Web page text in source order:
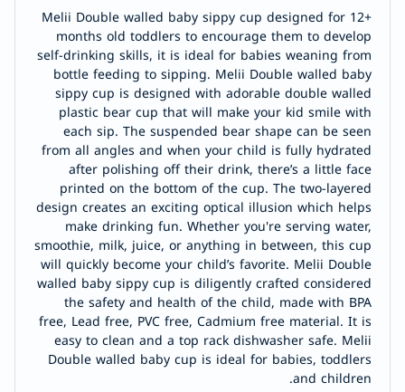
Melii Double walled baby sippy cup designed for 12+
months old toddlers to encourage them to develop
self-drinking skills, it is ideal for babies weaning from
bottle feeding to sipping. Melii Double walled baby
sippy cup is designed with adorable double walled
plastic bear cup that will make your kid smile with
each sip. The suspended bear shape can be seen
from all angles and when your child is fully hydrated
after polishing off their drink, there’s a little face
printed on the bottom of the cup. The two-layered
design creates an exciting optical illusion which helps
make drinking fun. Whether you're serving water,
smoothie, milk, juice, or anything in between, this cup
will quickly become your child’s favorite. Melii Double
walled baby sippy cup is diligently crafted considered
the safety and health of the child, made with BPA
free, Lead free, PVC free, Cadmium free material. It is
easy to clean and a top rack dishwasher safe. Melii
Double walled baby cup is ideal for babies, toddlers
and children.